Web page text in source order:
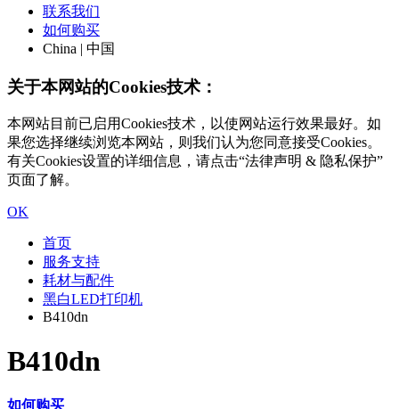
联系我们
如何购买
China | 中国
关于本网站的Cookies技术：
本网站目前已启用Cookies技术，以使网站运行效果最好。如
果您选择继续浏览本网站，则我们认为您同意接受Cookies。
有关Cookies设置的详细信息，请点击“法律声明 & 隐私保护”
页面了解。
OK
首页
服务支持
耗材与配件
黑白LED打印机
B410dn
B410dn
如何购买